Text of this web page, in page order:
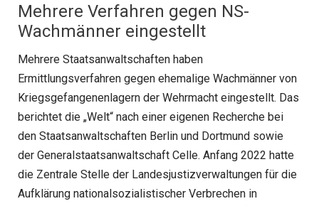
Mehrere Verfahren gegen NS-
Wachmänner eingestellt
Mehrere Staatsanwaltschaften haben
Ermittlungsverfahren gegen ehemalige Wachmänner von
Kriegsgefangenenlagern der Wehrmacht eingestellt. Das
berichtet die „Welt“ nach einer eigenen Recherche bei
den Staatsanwaltschaften Berlin und Dortmund sowie
der Generalstaatsanwaltschaft Celle. Anfang 2022 hatte
die Zentrale Stelle der Landesjustizverwaltungen für die
Aufklärung nationalsozialistischer Verbrechen in